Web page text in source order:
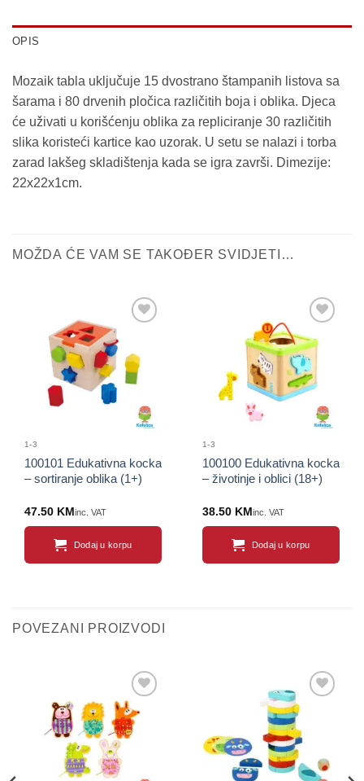
OPIS
Mozaik tabla uključuje 15 dvostrano štampanih listova sa
šarama i 80 drvenih pločica različitih boja i oblika. Djeca
će uživati u korišćenju oblika za repliciranje 30 različitih
slika koristeći kartice kao uzorak. U setu se nalazi i torba
zarad lakšeg skladištenja kada se igra završi. Dimezije:
22x22x1cm.
MOŽDA ĆE VAM SE TAKOĐER SVIDJETI…
proizvod
1-3
100101 Edukativna kocka
– sortiranje oblika (1+)
47.50 KM inc. VAT
Dodaj u korpu
Sačuvaj
proizvod
1-3
100100 Edukativna kocka
– životinje i oblici (18+)
38.50 KM inc. VAT
Dodaj u korpu
POVEZANI PROIZVODI
Sačuvaj
proizvod
Sačuvaj
proizvod